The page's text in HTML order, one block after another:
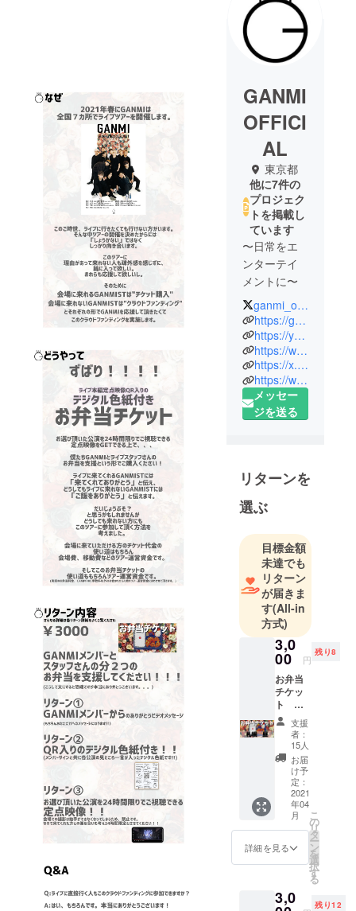
GANMI
OFFICI
AL
東京都
他に7件の
プロジェク
トを掲載し
ています
〜日常をエ
ンターテイ
メントに〜
GANMIは
2015年に日
本から全世
界に”エン
ターテイン
メント”を発
信すべく結
ダンスク
ルー 。
2016年にア
メリカ・ロ
サンゼルス
で開催され
たダンスの
世界大会
『VIBE
DANCE
COMPETITI
ON XXI』で
日本チーム
初の優勝を
飾る。それ
を皮切りに
CM、アー
ティストの
振付・LIVE
加え、国内
ganmi_official
https://ganmiofficial.com/
https://youtube.com/@ganmiofficial
https://www.instagram.com/ganmi_official/
https://x.com/ganmi_official
https://www.tiktok.com/@ganmi_official
メッセー
ジを送る
リターンを
選ぶ
目標金額
未達でも
リターン
が届きま
す(All-in
方式)
3,0
00 円
残り8
お弁当
チケッ
ト
【札
幌 昼
公演】
3,000円
GANMI
メン
バーと
スタッ
フさん
の お弁
当を支
援して
くださ
！ (こう
して文
支援
者：
15人
お届
け予
定：
2021
年04
月
詳細を見る
こ
の
リ
タ
ー
ン
を
選
択
す
る
3,0 残り12